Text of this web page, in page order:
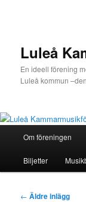
Luleå
En ideell förening
Luleå kommun
Om föreningen
Biljetter
Inläggsnavigering
← Äldre inlägg